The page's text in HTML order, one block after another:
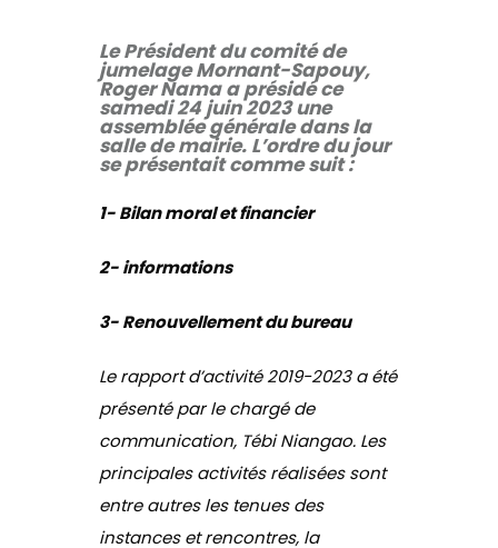
Le Président du comité de
jumelage Mornant-Sapouy,
Roger Nama a présidé ce
samedi 24 juin 2023 une
assemblée générale dans la
salle de mairie. L’ordre du jour
se présentait comme suit :
1- Bilan moral et financier
2- informations
3- Renouvellement du bureau
Le rapport d’activité 2019-2023 a été
présenté par le chargé de
communication, Tébi Niangao. Les
principales activités réalisées sont
entre autres les tenues des
instances et rencontres, la